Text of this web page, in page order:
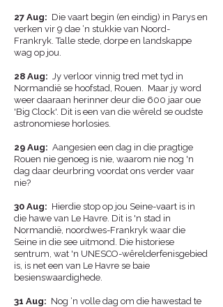
27 Aug: Die vaart begin (en eindig) in Parys en
verken vir 9 dae ‘n stukkie van Noord-
Frankryk. Talle stede, dorpe en landskappe
wag op jou.
28 Aug: Jy verloor vinnig tred met tyd in
Normandië se hoofstad, Rouen. Maar jy word
weer daaraan herinner deur die 600 jaar oue
'Big Clock'. Dit is een van die wêreld se oudste
astronomiese horlosies.
29 Aug: Aangesien een dag in die pragtige
Rouen nie genoeg is nie, waarom nie nog 'n
dag daar deurbring voordat ons verder vaar
nie?
30 Aug: Hierdie stop op jou Seine-vaart is in
die hawe van Le Havre. Dit is 'n stad in
Normandië, noordwes-Frankryk waar die
Seine in die see uitmond. Die historiese
sentrum, wat 'n UNESCO-wêrelderfenisgebied
is, is net een van Le Havre se baie
besienswaardighede.
31 Aug: Nog ‘n volle dag om die hawestad te